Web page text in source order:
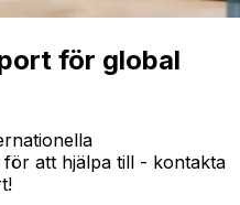
för global
att hjälpa till - kontakta